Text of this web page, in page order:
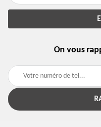
On vous